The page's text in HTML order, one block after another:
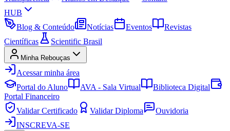
HUB
Blog & Conteúdo
Notícias Eventos
Revistas
Científicas
Scientific Brasil
Minha Rebouças
Acessar minha área
Portal do Aluno
AVA - Sala Virtual
Biblioteca Digital
Portal Financeiro
Validar Certificado
Validar Diploma
Ouvidoria
INSCREVA-SE